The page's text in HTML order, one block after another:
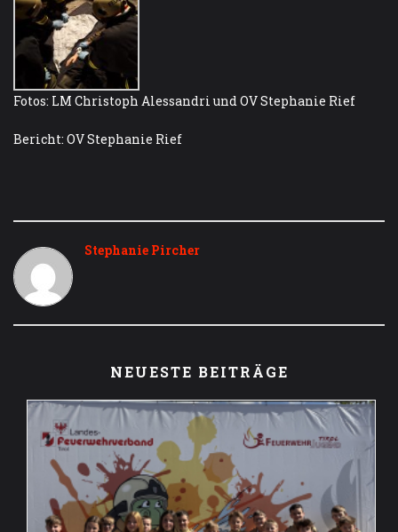
Fotos: LM Christoph Alessandri und OV Stephanie Rief
Bericht: OV Stephanie Rief
Stephanie Pircher
NEUESTE BEITRÄGE